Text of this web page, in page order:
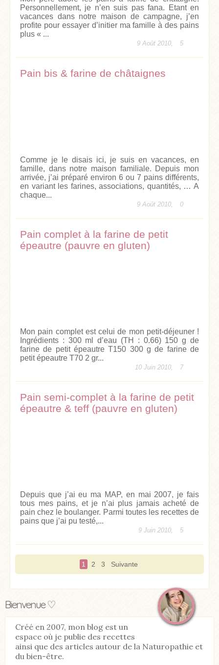
Personnellement, je n’en suis pas fana. Etant en
vacances dans notre maison de campagne, j’en
profite pour essayer d’initier ma famille à des pains
plus « ...
9 Août 2010, 5
Pain bis & farine de châtaignes
Comme je le disais ici, je suis en vacances, en
famille, dans notre maison familiale. Depuis mon
arrivée, j’ai préparé environ 6 ou 7 pains différents,
en variant les farines, associations, quantités, … A
chaque...
9 Août 2010, 0
Pain complet à la farine de petit
épeautre (pauvre en gluten)
Mon pain complet est celui de mon petit-déjeuner !
Ingrédients : 300 ml d’eau (TH : 0.66) 150 g de
farine de petit épeautre T150 300 g de farine de
petit épeautre T70 2 gr...
10 Juin 2010, 7
Pain semi-complet à la farine de petit
épeautre & teff (pauvre en gluten)
Depuis que j’ai eu ma MAP, en mai 2007, je fais
tous mes pains, et je n’ai plus jamais acheté de
pain chez le boulanger. Parmi toutes les recettes de
pains que j’ai pu testé,...
9 Juin 2010, 5
1 2 3 Suivante
Bienvenue ♡
Créé en 2007, mon blog est un
espace où je publie des recettes
ainsi que des articles autour de la Naturopathie et
du bien-être.